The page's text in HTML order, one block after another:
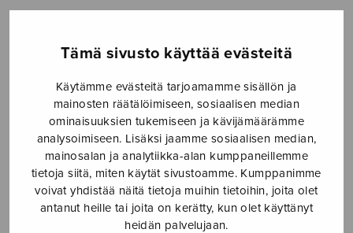
Tämä sivusto käyttää evästeitä
Käytämme evästeitä tarjoamamme sisällön ja
mainosten räätälöimiseen, sosiaalisen median
ominaisuuksien tukemiseen ja kävijämäärämme
analysoimiseen. Lisäksi jaamme sosiaalisen median,
mainosalan ja analytiikka-alan kumppaneillemme
tietoja siitä, miten käytät sivustoamme. Kumppanimme
voivat yhdistää näitä tietoja muihin tietoihin, joita olet
antanut heille tai joita on kerätty, kun olet käyttänyt
heidän palvelujaan.